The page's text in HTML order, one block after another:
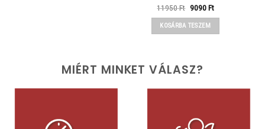
11950Ft Original
was:
11950 Ft.
9090FtCurrent
KOSÁRBA TESZEM
MIÉRT MINKET VÁLASZ?